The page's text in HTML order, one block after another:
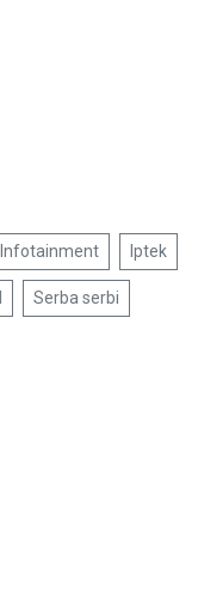
Infotainment Iptek
Serba serbi